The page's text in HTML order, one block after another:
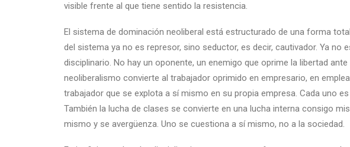
visible frente al que tiene sentido la resistencia.
El sistema de dominación neoliberal está estructurado de una forma
del sistema ya no es represor, sino seductor, es decir, cautivador. Ya no
disciplinario. No hay un oponente, un enemigo que oprime la libertad
neoliberalismo convierte al trabajador oprimido en empresario, en
trabajador que se explota a sí mismo en su propia empresa. Cada uno
También la lucha de clases se convierte en una lucha interna consigo
mismo y se avergüenza. Uno se cuestiona a sí mismo, no a la sociedad.